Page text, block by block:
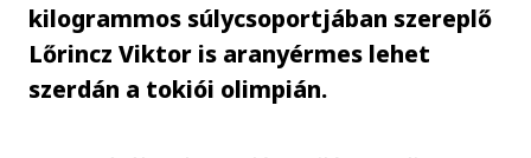
kilogrammos súlycsoportjában szereplő
Lőrincz Viktor is aranyérmes lehet
szerdán a tokiói olimpián.